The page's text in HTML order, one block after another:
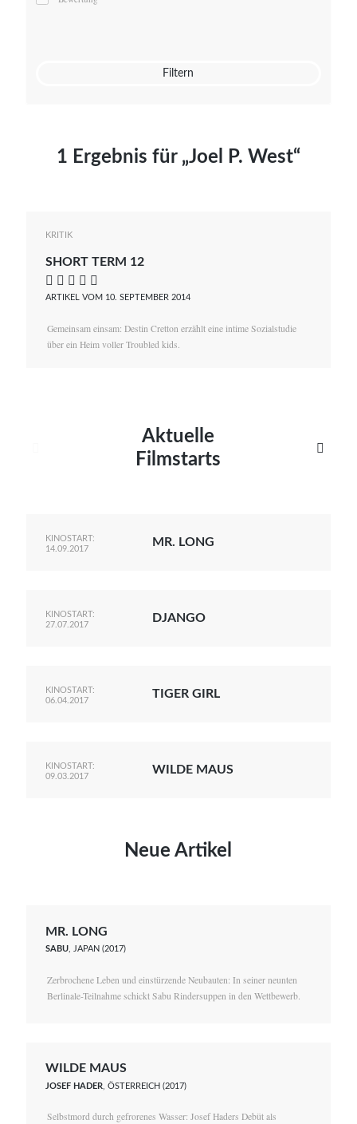
Mato von Vogelstein
Filtern
1 Ergebnis für „Joel P. West“
KRITIK
SHORT TERM 12
    
ARTIKEL VOM 10. SEPTEMBER 2014
Gemeinsam einsam: Destin Cretton erzählt eine intime Sozialstudie
über ein Heim voller Troubled kids.
Aktuelle
Filmstarts

KINOSTART:
14.09.2017
MR. LONG
KINOSTART:
27.07.2017
DJANGO
KINOSTART:
06.04.2017
TIGER GIRL
KINOSTART:
09.03.2017
WILDE MAUS
Neue Artikel
MR. LONG
SABU, JAPAN (2017)
Zerbrochene Leben und einstürzende Neubauten: In seiner neunten
Berlinale-Teilnahme schickt Sabu Rindersuppen in den Wettbewerb.
WILDE MAUS
JOSEF HADER , ÖSTERREICH (2017)
Selbstmord durch gefrorenes Wasser: Josef Haders Debüt als